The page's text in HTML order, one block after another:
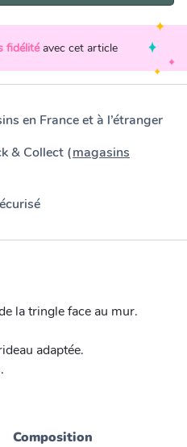
fidélité avec cet article
en France et à l’étranger
& Collect (magasins
la tringle face au mur.
adaptée.
Composition